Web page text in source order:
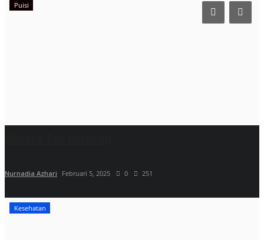
Puisi
Nurnadia Azhari Februari 5, 2025 0 251
Kesehatan